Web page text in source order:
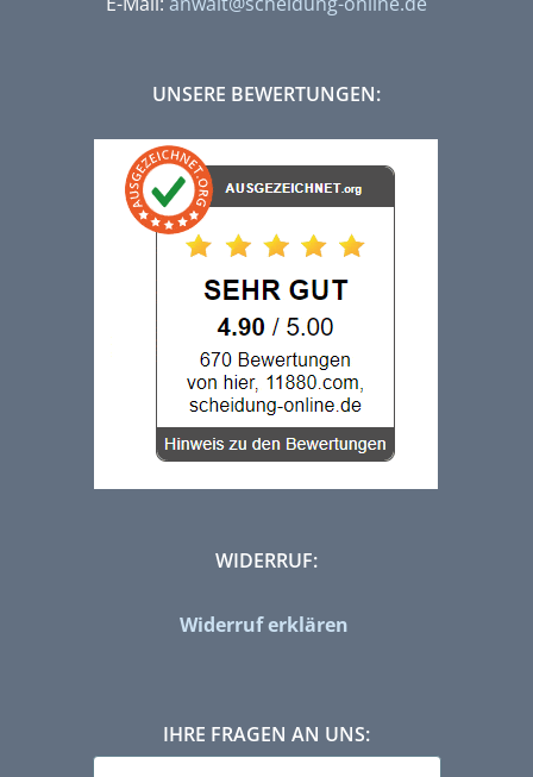
UNSERE BEWERTUNGEN:
WIDERRUF:
Widerruf erklären
IHRE FRAGEN AN UNS: